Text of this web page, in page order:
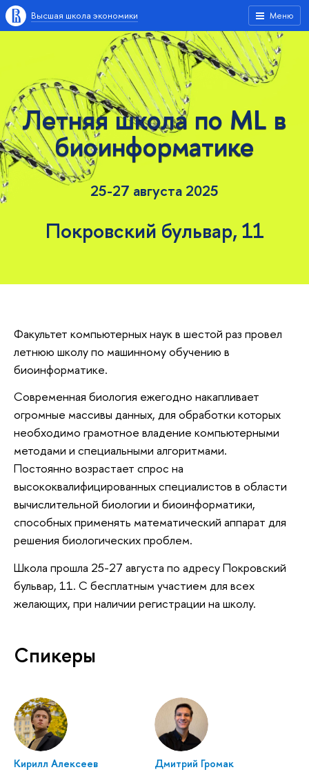
Меню
Высшая школа экономики
Летняя школа по ML в
биоинформатике
25-27 августа 2025
Покровский бульвар, 11
Факультет компьютерных наук в шестой раз провел
летнюю школу по машинному обучению в
биоинформатике.
Современная биология ежегодно накапливает
огромные массивы данных, для обработки которых
необходимо грамотное владение компьютерными
методами и специальными алгоритмами.
Постоянно возрастает спрос на
высококвалифицированных специалистов в области
вычислительной биологии и биоинформатики,
способных применять математический аппарат для
решения биологических проблем.
Школа прошла 25-27 августа по адресу Покровский
бульвар, 11. С бесплатным участием для всех
желающих, при наличии регистрации на школу.
Спикеры
Кирилл Алексеев
Дмитрий Громак